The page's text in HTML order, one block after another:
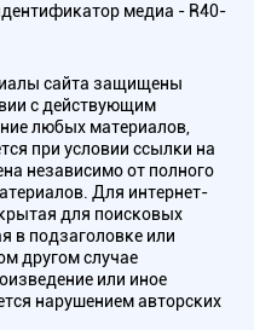
медиа - R40-
сайта защищены
с действующим
любых материалов,
при условии ссылки на
независимо от полного
Для интернет-
для поисковых
в подзаголовке или
другом случае
или иное
нарушением авторских